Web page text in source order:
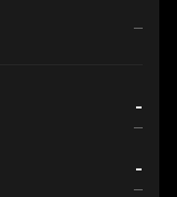
-
-